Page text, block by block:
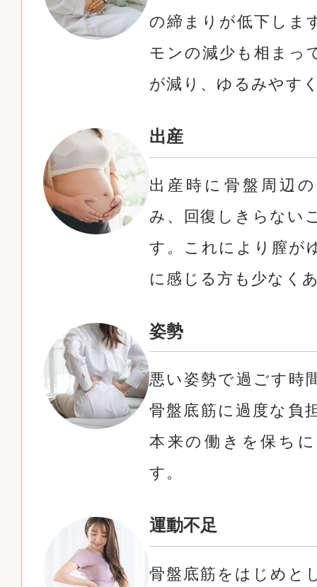
の締まりが低下しま
モンの減少も相まっ
が減り、ゆるみやす
出産
出産時に骨盤周辺
み、回復しきらない
す。これにより膣が
に感じる方も少なく
姿勢
悪い姿勢で過ごす時
骨盤底筋に過度な負
本来の働きを保ち
す。
運動不足
骨盤底筋をはじめと